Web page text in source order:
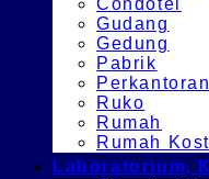
Condotel
Gudang
Gedung
Pabrik
Perkantoran
Ruko
Rumah
Rumah Kost
Laboratorium,